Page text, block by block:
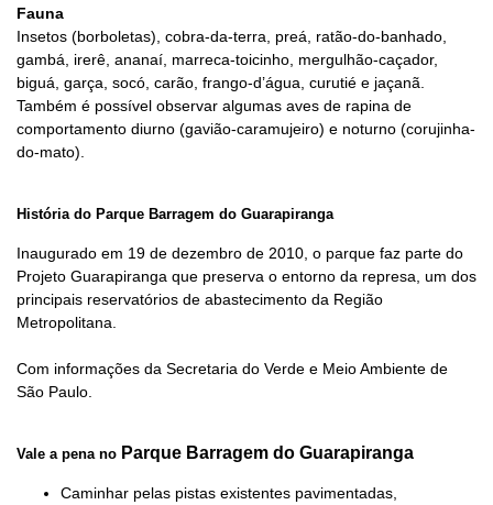
Fauna
Insetos (borboletas), cobra-da-terra, preá, ratão-do-banhado,
gambá, irerê, ananaí, marreca-toicinho, mergulhão-caçador,
biguá, garça, socó, carão, frango-d’água, curutié e jaçanã.
Também é possível observar algumas aves de rapina de
comportamento diurno (gavião-caramujeiro) e noturno (corujinha-
do-mato).
História do Parque Barragem do Guarapiranga
Inaugurado em 19 de dezembro de 2010, o parque faz parte do
Projeto Guarapiranga que preserva o entorno da represa, um dos
principais reservatórios de abastecimento da Região
Metropolitana.
Com informações da Secretaria do Verde e Meio Ambiente de
São Paulo.
Vale a pena no Parque Barragem do Guarapiranga
Caminhar pelas pistas existentes pavimentadas,